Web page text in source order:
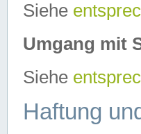
Siehe
Umgang mit
Siehe
Haftung